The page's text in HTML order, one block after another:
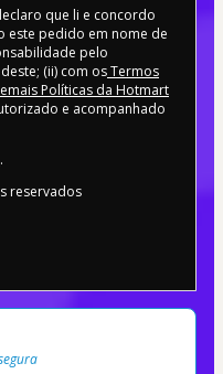
que li e concordo
este pedido em nome de
pelo
(ii) com osTermos
Políticas da Hotmart
e acompanhado
.
reservados